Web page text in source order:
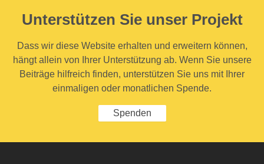
Unterstützen Sie unser Projekt
Dass wir diese Website erhalten und erweitern können,
hängt allein von Ihrer Unterstützung ab. Wenn Sie unsere
Beiträge hilfreich finden, unterstützen Sie uns mit Ihrer
einmaligen oder monatlichen Spende.
Spenden